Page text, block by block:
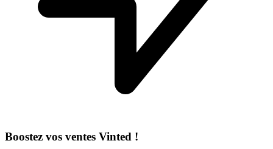
Boostez vos ventes Vinted !